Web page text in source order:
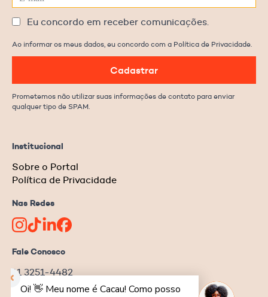
Institucional
Sobre o Portal
Política de Privacidade
Nas Redes
Fale Conosco
11 3251-4482
redacao@ongnews.com.br
Eu concordo em receber comunicações.
Ao informar os meus dados, eu concordo com a Política de Privacidade.
Cadastrar
Prometemos não utilizar suas informações de contato para enviar
qualquer tipo de SPAM.